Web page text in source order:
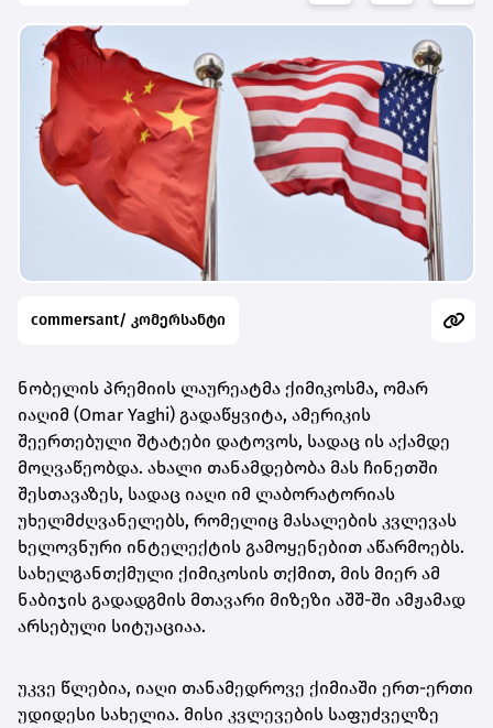
commersant/ კომერსანტი
ნობელის პრემიის ლაურეატმა ქიმიკოსმა, ომარ
იაღიმ (Omar Yaghi) გადაწყვიტა, ამერიკის
შეერთებული შტატები დატოვოს, სადაც ის აქამდე
მოღვაწეობდა. ახალი თანამდებობა მას ჩინეთში
შესთავაზეს, სადაც იაღი იმ ლაბორატორიას
უხელმძღვანელებს, რომელიც მასალების კვლევას
ხელოვნური ინტელექტის გამოყენებით აწარმოებს.
სახელგანთქმული ქიმიკოსის თქმით, მის მიერ ამ
ნაბიჯის გადადგმის მთავარი მიზეზი აშშ-ში ამჟამად
არსებული სიტუაციაა.
უკვე წლებია, იაღი თანამედროვე ქიმიაში ერთ-ერთი
უდიდესი სახელია. მისი კვლევების საფუძველზე